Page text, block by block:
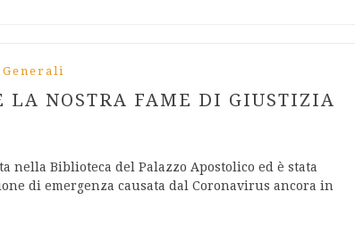
Generali
LA NOSTRA FAME DI GIUSTIZIA
nella Biblioteca del Palazzo Apostolico ed è stata
di emergenza causata dal Coronavirus ancora in